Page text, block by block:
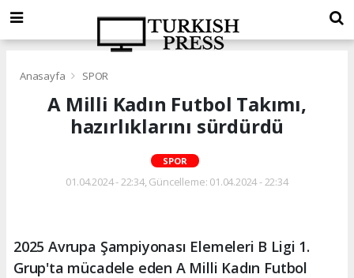
Anasayfa SPOR
A Milli Kadın Futbol Takımı,
hazırlıklarını sürdürdü
SPOR
01.04.2024 - 22:34, Güncelleme: 01.04.2024 - 22:34
2025 Avrupa Şampiyonası Elemeleri B Ligi 1.
Grup'ta mücadele eden A Milli Kadın Futbol